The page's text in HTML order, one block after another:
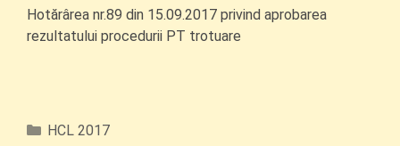
Hotărârea nr.89 din 15.09.2017 privind aprobarea
rezultatului procedurii PT trotuare
Categorii
HCL 2017